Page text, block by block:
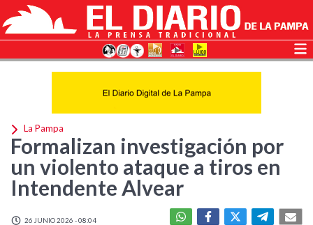
La Pampa
Formalizan investigación por
un violento ataque a tiros en
Intendente Alvear
26 JUNIO 2026 - 08:04